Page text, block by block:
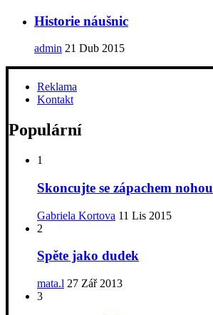
Historie náušnic
admin 21 Dub 2015
Reklama
Kontakt
Populární
1
Skoncujte se zápachem nohou
Gabriela Kortova 11 Lis 2015
2
Spěte jako dudek
mata.l 27 Zář 2013
3